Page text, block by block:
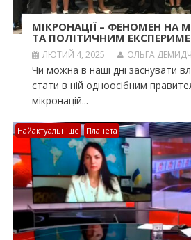
МІКРОНАЦІЇ – ФЕНОМЕН НА
ТА ПОЛІТИЧНИМ
ЛЮТИЙ 4, 2025 ОЛЬГА
Чи можна в наші дні заснувати
стати в ній одноосібним
мікронацій...
Найактуальніше Планета